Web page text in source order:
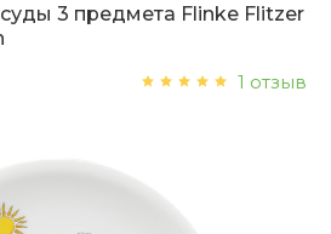
3 предмета Flinke Flitzer
1 отзыв